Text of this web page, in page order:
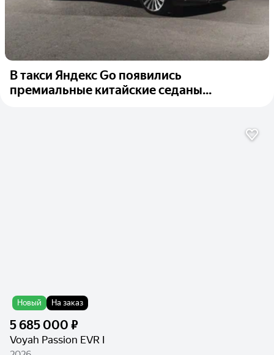
В такси Яндекс Go появились
премиальные китайские седаны...
Новый На заказ
5 685 000 ₽
Voyah Passion EVR I